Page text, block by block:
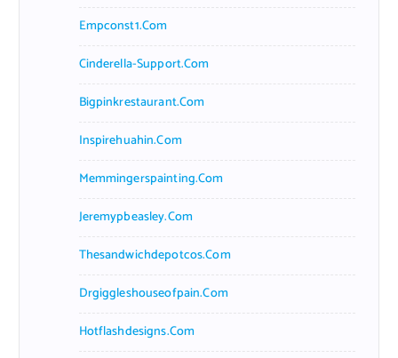
Empconst1.com
Cinderella-Support.com
Bigpinkrestaurant.com
Inspirehuahin.com
Memmingerspainting.com
Jeremypbeasley.com
Thesandwichdepotcos.com
Drgiggleshouseofpain.com
Hotflashdesigns.com